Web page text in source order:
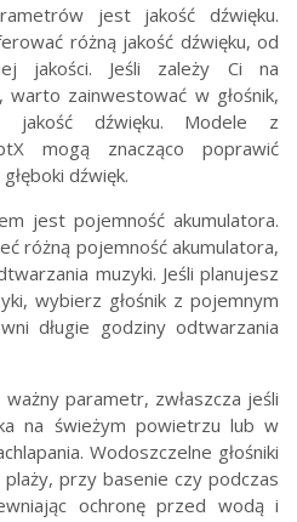
jest jakość dźwięku.
różną jakość dźwięku, od
jakości. Jeśli zależy Ci na
warto zainwestować w głośnik,
jakość dźwięku. Modele z
mogą znacząco poprawić
dźwięk.
jest pojemność akumulatora.
różną pojemność akumulatora,
muzyki. Jeśli planujesz
wybierz głośnik z pojemnym
długie godziny odtwarzania
parametr, zwłaszcza jeśli
na świeżym powietrzu lub w
Wodoszczelne głośniki
przy basenie czy podczas
ochronę przed wodą i